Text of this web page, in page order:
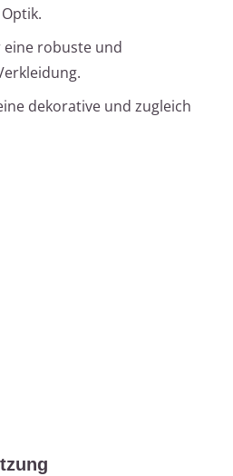
eine robuste und
dekorative und zugleich